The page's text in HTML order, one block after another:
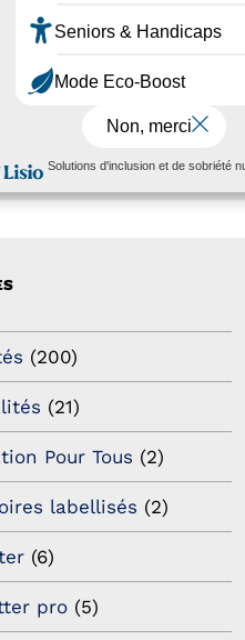
Horizons – Acteurs
Durable
– flyer
label Tourisme &
(200)
(21)
Pour Tous (2)
labellisés (2)
(6)
pro (5)